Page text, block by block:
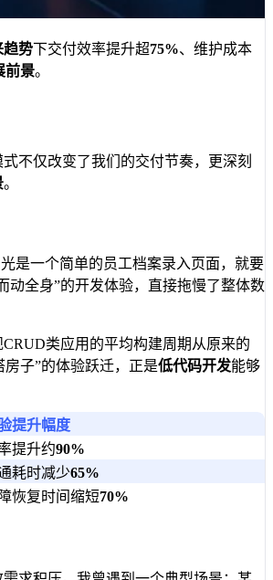
趋势下交付效率提升超75%、维护成本
前景。
不仅改变了我们的交付节奏，更深刻
。
是一个简单的员工档案录入页面，就要
动全身”的开发体验，直接拖慢了整体数
类应用的平均构建周期从原来的
子”的体验跃迁，正是低代码开发能够
提升幅度
提升约90%
耗时减少65%
恢复时间缩短70%